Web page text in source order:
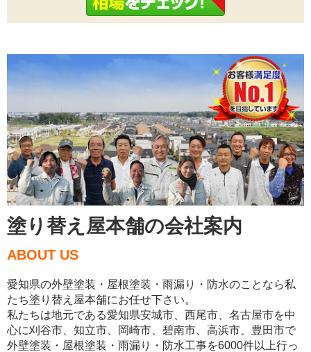
塗り替え屋本舗の会社案内
ABOUT US
愛知県の外壁塗装・屋根塗装・雨漏り・防水のことなら私
たち塗り替え屋本舗にお任せ下さい。
私たちは地元である愛知県安城市、西尾市、名古屋市を中
心に刈谷市、知立市、岡崎市、碧南市、高浜市、豊田市で
外壁塗装・屋根塗装・雨漏り・防水工事を6000件以上行っ